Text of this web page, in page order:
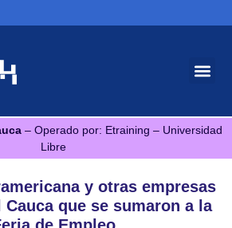
– Operado por: Etraining – Universidad
Libre
y otras empresas
Cauca que se sumaron a la